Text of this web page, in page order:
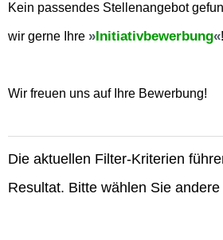
Kein passendes Stellenangebot
wir gerne Ihre Initiativbewerbung !
Wir freuen uns auf Ihre Bewerbung!
Die aktuellen Filter-Kriterien
Resultat. Bitte wählen Sie